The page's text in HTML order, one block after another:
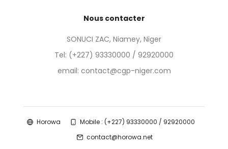
Nous contacter
SONUCI ZAC, Niamey, Niger
Tel: (+227) 93330000 / 92920000
email: contact@cgp-niger.com
Horowa
Mobile : (+227) 93330000 / 92920000
contact@horowa.net